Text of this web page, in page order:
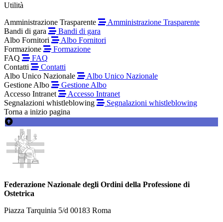
Utilità
Amministrazione Trasparente
Amministrazione Trasparente
Bandi di gara
Bandi di gara
Albo Fornitori
Albo Fornitori
Formazione
Formazione
FAQ
FAQ
Contatti
Contatti
Albo Unico Nazionale
Albo Unico Nazionale
Gestione Albo
Gestione Albo
Accesso Intranet
Accesso Intranet
Segnalazioni whistleblowing
Segnalazioni whistleblowing
Torna a inizio pagina
Federazione Nazionale degli Ordini della Professione di
Ostetrica
Piazza Tarquinia 5/d 00183 Roma